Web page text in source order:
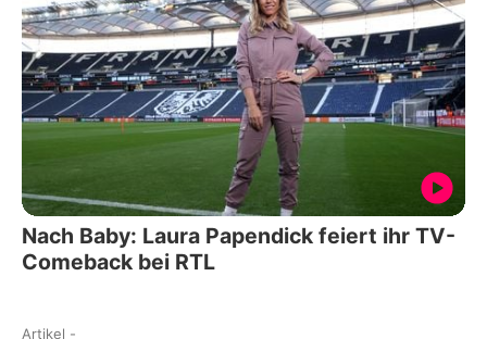
Nach Baby: Laura Papendick feiert ihr TV-
Comeback bei RTL
Artikel -